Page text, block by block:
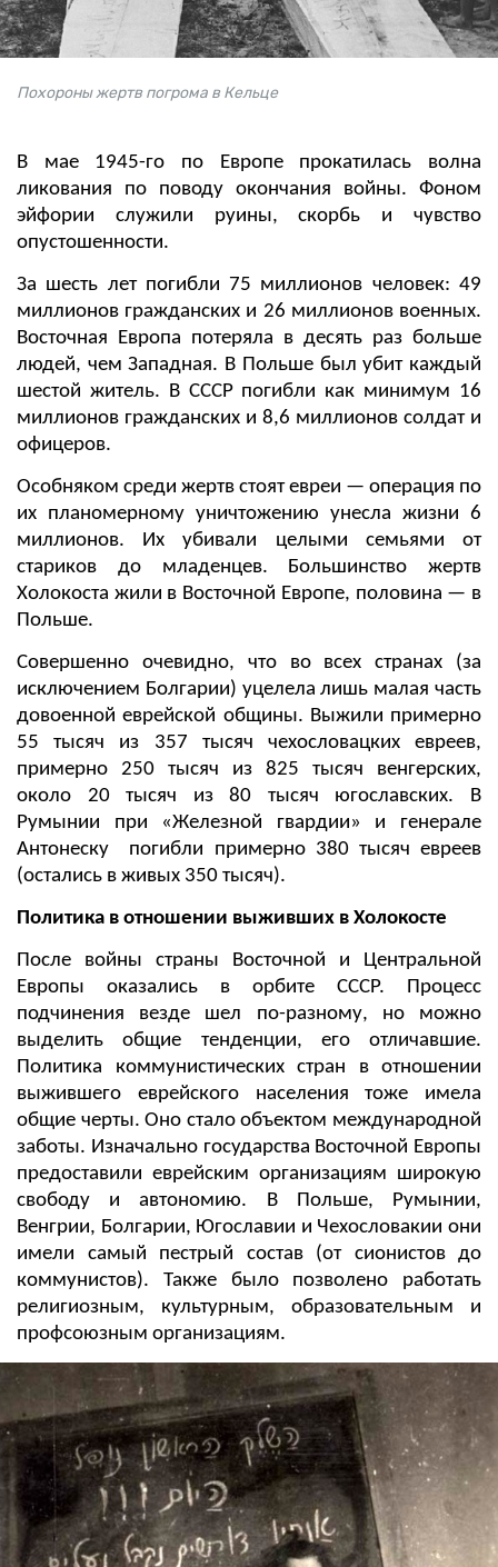
Похороны жертв погрома в Кельце
В мае 1945-го по Европе прокатилась волна
ликования по поводу окончания войны. Фоном
эйфории служили руины, скорбь и чувство
опустошенности.
За шесть лет погибли 75 миллионов человек: 49
миллионов гражданских и 26 миллионов военных.
Восточная Европа потеряла в десять раз больше
людей, чем Западная. В Польше был убит каждый
шестой житель. В СССР погибли как минимум 16
миллионов гражданских и 8,6 миллионов солдат и
офицеров.
Особняком среди жертв стоят евреи — операция по
их планомерному уничтожению унесла жизни 6
миллионов. Их убивали целыми семьями от
стариков до младенцев. Большинство жертв
Холокоста жили в Восточной Европе, половина — в
Польше.
Совершенно очевидно, что во всех странах (за
исключением Болгарии) уцелела лишь малая часть
довоенной еврейской общины. Выжили примерно
55 тысяч из 357 тысяч чехословацких евреев,
примерно 250 тысяч из 825 тысяч венгерских,
около 20 тысяч из 80 тысяч югославских. В
Румынии при «Железной гвардии» и генерале
Антонеску погибли примерно 380 тысяч евреев
(остались в живых 350 тысяч).
Политика в отношении выживших в Холокосте
После войны страны Восточной и Центральной
Европы оказались в орбите СССР. Процесс
подчинения везде шел по-разному, но можно
выделить общие тенденции, его отличавшие.
Политика коммунистических стран в отношении
выжившего еврейского населения тоже имела
общие черты. Оно стало объектом международной
заботы. Изначально государства Восточной Европы
предоставили еврейским организациям широкую
свободу и автономию. В Польше, Румынии,
Венгрии, Болгарии, Югославии и Чехословакии они
имели самый пестрый состав (от сионистов до
коммунистов). Также было позволено работать
религиозным, культурным, образовательным и
профсоюзным организациям.